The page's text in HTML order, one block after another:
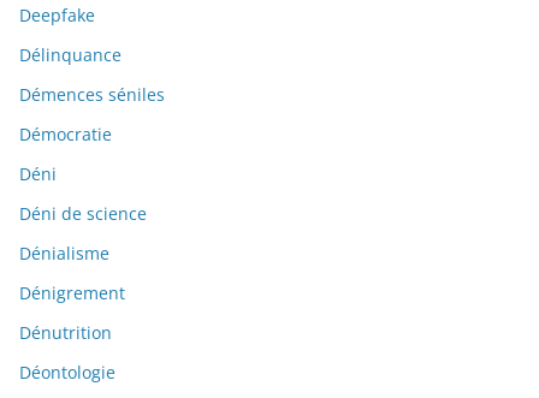
Deepfake
Délinquance
Démences séniles
Démocratie
Déni
Déni de science
Dénialisme
Dénigrement
Dénutrition
Déontologie